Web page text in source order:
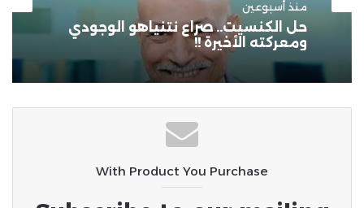
منذ 3 أسابيع
سوبرمان مصر!!
With Product You Purchase